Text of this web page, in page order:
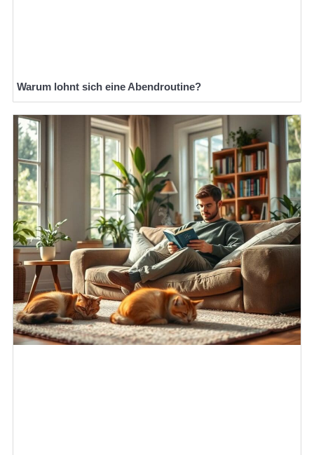
Warum lohnt sich eine Abendroutine?